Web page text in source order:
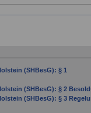
(SHBesG): § 1
(SHBesG): § 2
(SHBesG): § 3